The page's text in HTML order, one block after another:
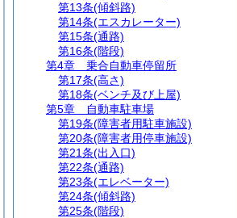
第13条(傾斜路)
第14条(エスカレーター)
第15条(通路)
第16条(階段)
第4章
乗合自動車停留所
第17条(高さ)
第18条(ベンチ及び上屋)
第5章
自動車駐車場
第19条(障害者用駐車施設)
第20条(障害者用停車施設)
第21条(出入口)
第22条(通路)
第23条(エレベーター)
第24条(傾斜路)
第25条(階段)